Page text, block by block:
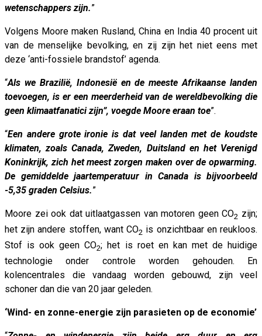
wetenschappers zijn.”
Volgens Moore maken Rusland, China en India 40 procent uit
van de menselijke bevolking, en zij zijn het niet eens met
deze ‘anti-fossiele brandstof’ agenda.
“Als we Brazilië, Indonesië en de meeste Afrikaanse landen
toevoegen, is er een meerderheid van de wereldbevolking die
geen klimaatfanatici zijn”, voegde Moore eraan toe”.
“Een andere grote ironie is dat veel landen met de koudste
klimaten, zoals Canada, Zweden, Duitsland en het Verenigd
Koninkrijk, zich het meest zorgen maken over de opwarming.
De gemiddelde jaartemperatuur in Canada is bijvoorbeeld
-5,35 graden Celsius.”
Moore zei ook dat uitlaatgassen van motoren geen CO2 zijn;
het zijn andere stoffen, want CO2 is onzichtbaar en reukloos.
Stof is ook geen CO2; het is roet en kan met de huidige
technologie onder controle worden gehouden. En
kolencentrales die vandaag worden gebouwd, zijn veel
schoner dan die van 20 jaar geleden.
‘Wind- en zonne-energie zijn parasieten op de economie’